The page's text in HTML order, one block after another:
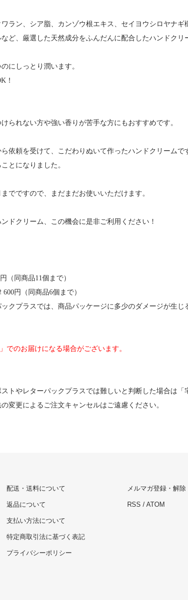
ラン、シア脂、カンゾウ根エキス、セイヨウシロヤナギ
ど、厳選した天然成分をふんだんに配合したハンドクリ
にしっとり潤います。
！
られない方や強い香りが苦手な方にもおすすめです。
依頼を受けて、こだわりぬいて作ったハンドクリーム
とになりました。
でですので、まだまだお使いいただけます。
ドクリーム、この機会に是非ご利用ください！
（同商品11個まで）
円（同商品6個まで）
ックプラスでは、商品パッケージに多少のダメージが生
でのお届けになる場合がございます。
トやレターパックプラスでは難しいと判断した場合は
変更によるご注文キャンセルはご遠慮ください。
配送・送料について
返品について
支払い方法について
特定商取引法に基づく表記
プライバシーポリシー
メルマガ登録・解除
RSS / ATOM